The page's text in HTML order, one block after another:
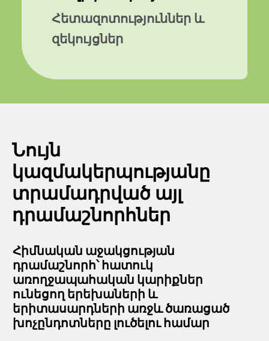
Հետազոտություններ և
զեկույցներ
Նույն
կազմակերպությանը
տրամադրված այլ
դրամաշնորհներ
Հիմնական աջակցության
դրամաշնորհ՝ հատուկ
առողջապահական կարիքներ
ունեցող երեխաների և
երիտասարդների առջև ծառացած
խոչընդոտները լուծելու համար